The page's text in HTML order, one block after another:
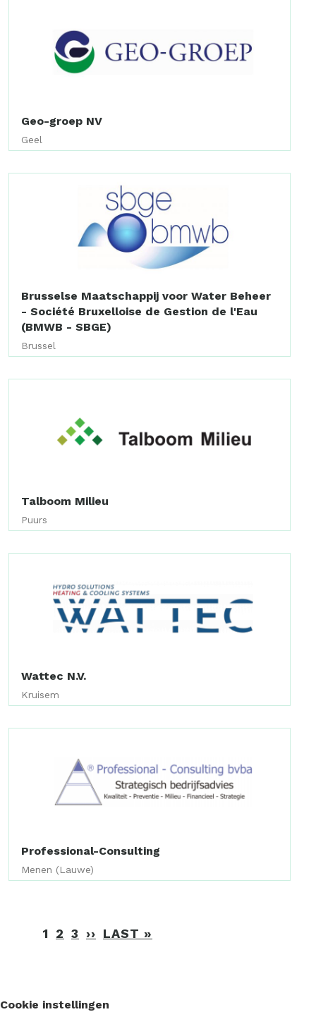
Geo-groep NV
Geel
Brusselse Maatschappij voor Water Beheer
- Société Bruxelloise de Gestion de l'Eau
(BMWB - SBGE)
Brussel
Talboom Milieu
Puurs
Wattec N.V.
Kruisem
Professional-Consulting
Menen (Lauwe)
Paginering
1 2 3 ›› VOLGENDE
LAST »
Cookie instellingen